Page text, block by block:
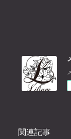
関連記事